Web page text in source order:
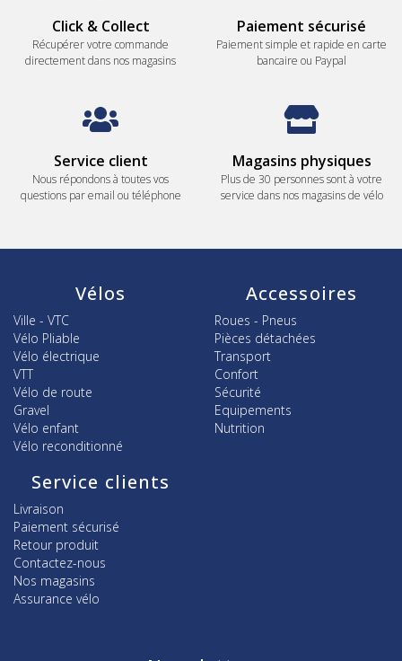
Click & Collect
Récupérer votre commande
directement dans nos magasins
Paiement sécurisé
Paiement simple et rapide en carte
bancaire ou Paypal
Service client
Nous répondons à toutes vos
questions par email ou téléphone
Magasins physiques
Plus de 30 personnes sont à votre
service dans nos magasins de vélo
Vélos
Ville - VTC
Vélo Pliable
Vélo électrique
VTT
Vélo de route
Gravel
Vélo enfant
Vélo reconditionné
Accessoires
Roues - Pneus
Pièces détachées
Transport
Confort
Sécurité
Equipements
Nutrition
Service clients
Livraison
Paiement sécurisé
Retour produit
Contactez-nous
Nos magasins
Assurance vélo